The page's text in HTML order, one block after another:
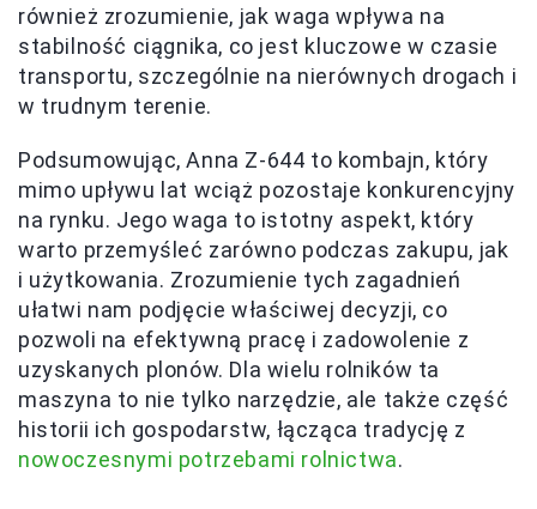
również zrozumienie, jak waga wpływa na
stabilność ciągnika, co jest kluczowe w czasie
transportu, szczególnie na nierównych drogach i
w trudnym terenie.
Podsumowując, Anna Z-644 to kombajn, który
mimo upływu lat wciąż pozostaje konkurencyjny
na rynku. Jego waga to istotny aspekt, który
warto przemyśleć zarówno podczas zakupu, jak
i użytkowania. Zrozumienie tych zagadnień
ułatwi nam podjęcie właściwej decyzji, co
pozwoli na efektywną pracę i zadowolenie z
uzyskanych plonów. Dla wielu rolników ta
maszyna to nie tylko narzędzie, ale także część
historii ich gospodarstw, łącząca tradycję z
nowoczesnymi potrzebami rolnictwa.